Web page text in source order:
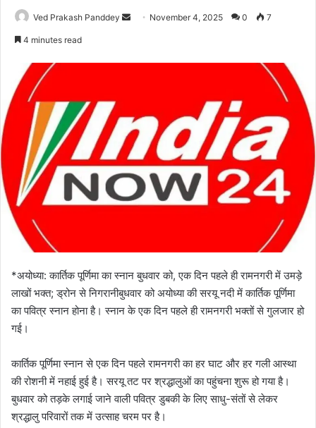
Ved Prakash Panddey November 4, 2025 0 7
4 minutes read
*अयोध्या: कार्तिक पूर्णिमा का स्नान बुधवार को, एक दिन पहले ही रामनगरी में उमड़े
लाखों भक्त; ड्रोन से निगरानीबुधवार को अयोध्या की सरयू नदी में कार्तिक पूर्णिमा
का पवित्र स्नान होना है। स्नान के एक दिन पहले ही रामनगरी भक्तों से गुलजार हो
गई।
कार्तिक पूर्णिमा स्नान से एक दिन पहले रामनगरी का हर घाट और हर गली आस्था
की रोशनी में नहाई हुई है। सरयू तट पर श्रद्धालुओं का पहुंचना शुरू हो गया है।
बुधवार को तड़के लगाई जाने वाली पवित्र डुबकी के लिए साधु-संतों से लेकर
श्रद्धालु परिवारों तक में उत्साह चरम पर है।